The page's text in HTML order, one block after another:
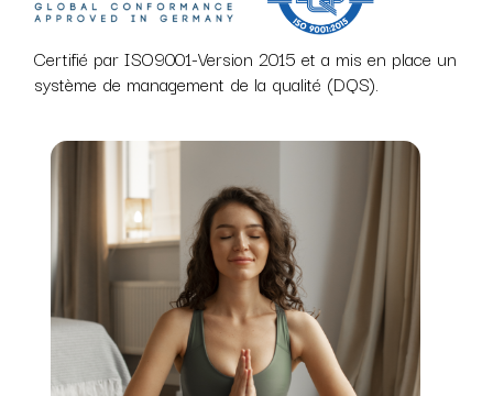
Certifié par ISO9001-Version 2015 et a mis en place un
système de management de la qualité (DQS).